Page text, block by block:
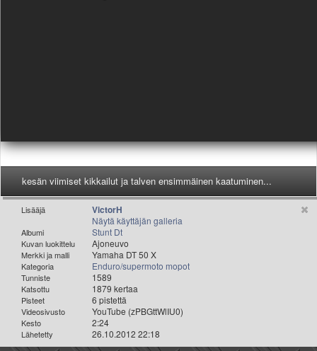
Turun sää
Oulun sää
Kuopion sää
Rovaniemen sää
VIP-jäsenyys
Paidat ja vaatteet
Suunnittele oma paita
Mainostus
Palaute
Kevytversio
kesän viimiset kikkailut ja talven ensimmäinen kaatuminen...
Lisääjä VictorH
Näytä käyttäjän galleria
Albumi Stunt Dt
Kuvan luokittelu Ajoneuvo
Merkki ja malli Yamaha DT 50 X
Kategoria Enduro/supermoto mopot
Tunniste 1589
Katsottu 1879 kertaa
Pisteet 6 pistettä
Videosivusto YouTube (zPBGttWlIU0)
Kesto 2:24
Lähetetty 26.10.2012 22:18